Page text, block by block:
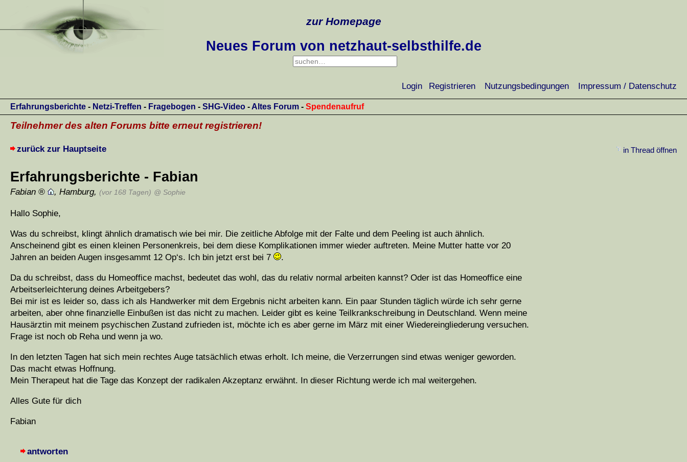
zur Homepage
Neues Forum von netzhaut-selbsthilfe.de
Login Registrieren Nutzungsbedingungen Impressum / Datenschutz
Erfahrungsberichte - Netzi-Treffen - Fragebogen - SHG-Video -Altes Forum - Spendenaufruf
Teilnehmer des alten Forums bitte erneut registrieren!
zurück zur Hauptseite in Thread öffnen
Erfahrungsberichte - Fabian
Fabian , Hamburg, (vor 168 Tagen) @ Sophie
Hallo Sophie,
Was du schreibst, klingt ähnlich dramatisch wie bei mir. Die zeitliche Abfolge mit der Falte und dem Peeling ist auch ähnlich.
Anscheinend gibt es einen kleinen Personenkreis, bei dem diese Komplikationen immer wieder auftreten. Meine Mutter hatte vor 20
Jahren an beiden Augen insgesammt 12 Op‘s. Ich bin jetzt erst bei 7
.
Da du schreibst, dass du Homeoffice machst, bedeutet das wohl, das du relativ normal arbeiten kannst? Oder ist das Homeoffice eine
Arbeitserleichterung deines Arbeitgebers?
Bei mir ist es leider so, dass ich als Handwerker mit dem Ergebnis nicht arbeiten kann. Ein paar Stunden täglich würde ich sehr gerne
arbeiten, aber ohne finanzielle Einbußen ist das nicht zu machen. Leider gibt es keine Teilkrankschreibung in Deutschland. Wenn meine
Hausärztin mit meinem psychischen Zustand zufrieden ist, möchte ich es aber gerne im März mit einer Wiedereingliederung versuchen.
Frage ist noch ob Reha und wenn ja wo.
In den letzten Tagen hat sich mein rechtes Auge tatsächlich etwas erholt. Ich meine, die Verzerrungen sind etwas weniger geworden.
Das macht etwas Hoffnung.
Mein Therapeut hat die Tage das Konzept der radikalen Akzeptanz erwähnt. In dieser Richtung werde ich mal weitergehen.
Alles Gute für dich
Fabian
antworten